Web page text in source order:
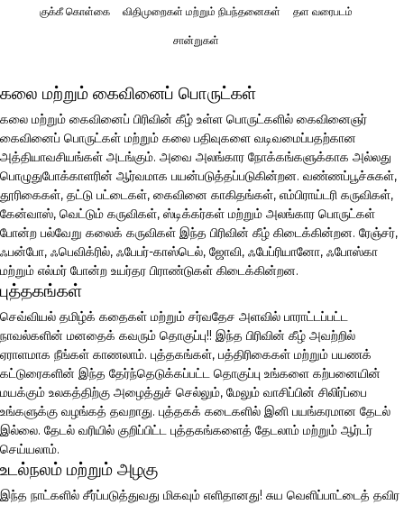
குக்கீ கொள்கை விதிமுறைகள் மற்றும் நிபந்தனைகள் தள வரைபடம்
சான்றுகள்
கலை மற்றும் கைவினைப் பொருட்கள்
கலை மற்றும் கைவினைப் பிரிவின் கீழ் உள்ள பொருட்களில் கைவினைஞர்
கைவினைப் பொருட்கள் மற்றும் கலை பதிவுகளை வடிவமைப்பதற்கான
அத்தியாவசியங்கள் அடங்கும். அவை அலங்கார நோக்கங்களுக்காக அல்லது
பொழுதுபோக்காளரின் ஆர்வமாக பயன்படுத்தப்படுகின்றன. வண்ணப்பூச்சுகள்,
தூரிகைகள், தட்டு பட்டைகள், கைவினை காகிதங்கள், எம்பிராய்டரி கருவிகள்,
கேன்வாஸ், வெட்டும் கருவிகள், ஸ்டிக்கர்கள் மற்றும் அலங்கார பொருட்கள்
போன்ற பல்வேறு கலைக் கருவிகள் இந்த பிரிவின் கீழ் கிடைக்கின்றன. ரேஞ்சர்,
ஃபன்போ, ஃபெவிக்ரில், ஃபேபர்-காஸ்டெல், ஜோவி, ஃபேப்ரியானோ, ஃபோஸ்கா
மற்றும் எல்மர் போன்ற உயர்தர பிராண்டுகள் கிடைக்கின்றன.
புத்தகங்கள்
செவ்வியல் தமிழ்க் கதைகள் மற்றும் சர்வதேச அளவில் பாராட்டப்பட்ட
நாவல்களின் மனதைக் கவரும் தொகுப்பு!! இந்த பிரிவின் கீழ் அவற்றில்
ஏராளமாக நீங்கள் காணலாம். புத்தகங்கள், பத்திரிகைகள் மற்றும் பயணக்
கட்டுரைகளின் இந்த தேர்ந்தெடுக்கப்பட்ட தொகுப்பு உங்களை கற்பனையின்
மயக்கும் உலகத்திற்கு அழைத்துச் செல்லும், மேலும் வாசிப்பின் சிலிர்ப்பை
உங்களுக்கு வழங்கத் தவறாது. புத்தகக் கடைகளில் இனி பயங்கரமான தேடல்
இல்லை. தேடல் வரியில் குறிப்பிட்ட புத்தகங்களைத் தேடலாம் மற்றும் ஆர்டர்
செய்யலாம்.
உடல்நலம் மற்றும் அழகு
இந்த நாட்களில் சீர்ப்படுத்துவது மிகவும் எளிதானது! சுய வெளிப்பாட்டைத் தவிர